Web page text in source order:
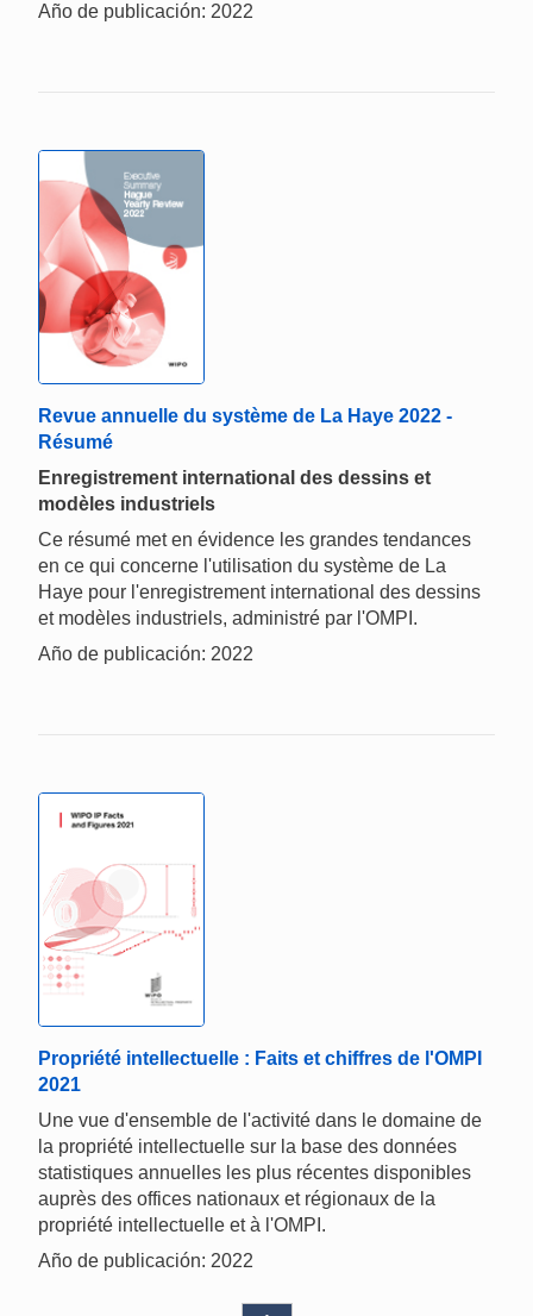
Año de publicación: 2022
Revue annuelle du système de La Haye 2022 -
Résumé
Enregistrement international des dessins et
modèles industriels
Ce résumé met en évidence les grandes tendances
en ce qui concerne l'utilisation du système de La
Haye pour l'enregistrement international des dessins
et modèles industriels, administré par l'OMPI.
Año de publicación: 2022
Propriété intellectuelle : Faits et chiffres de l'OMPI
2021
Une vue d'ensemble de l'activité dans le domaine de
la propriété intellectuelle sur la base des données
statistiques annuelles les plus récentes disponibles
auprès des offices nationaux et régionaux de la
propriété intellectuelle et à l'OMPI.
Año de publicación: 2022